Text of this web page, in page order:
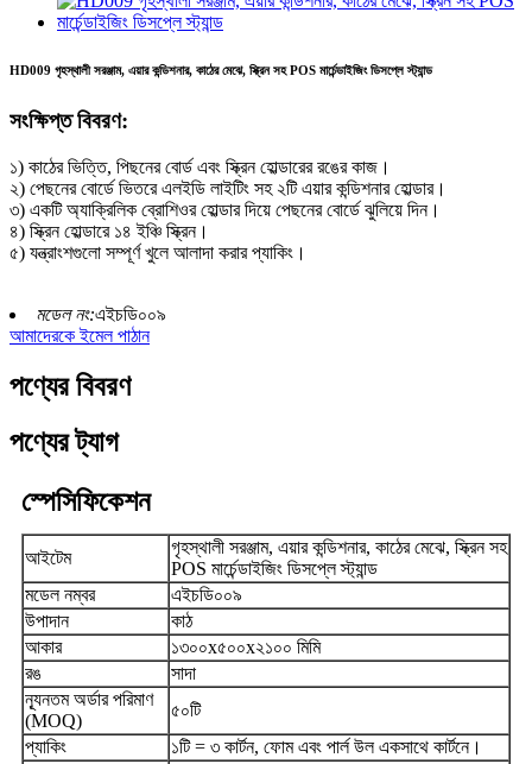
HD009 গৃহস্থালী সরঞ্জাম, এয়ার কন্ডিশনার, কাঠের মেঝে, স্ক্রিন সহ POS মার্চেন্ডাইজিং ডিসপ্লে স্ট্যান্ড
সংক্ষিপ্ত বিবরণ:
১) কাঠের ভিত্তি, পিছনের বোর্ড এবং স্ক্রিন হোল্ডারের রঙের কাজ।
২) পেছনের বোর্ডে ভিতরে এলইডি লাইটিং সহ ২টি এয়ার কন্ডিশনার হোল্ডার।
৩) একটি অ্যাক্রিলিক ব্রোশিওর হোল্ডার দিয়ে পেছনের বোর্ডে ঝুলিয়ে দিন।
৪) স্ক্রিন হোল্ডারে ১৪ ইঞ্চি স্ক্রিন।
৫) যন্ত্রাংশগুলো সম্পূর্ণ খুলে আলাদা করার প্যাকিং।
মডেল নং:এইচডি০০৯
আমাদেরকে ইমেল পাঠান
পণ্যের বিবরণ
পণ্যের ট্যাগ
স্পেসিফিকেশন
আইটেম
গৃহস্থালী সরঞ্জাম, এয়ার কন্ডিশনার, কাঠের মেঝে, স্ক্রিন সহ
POS মার্চেন্ডাইজিং ডিসপ্লে স্ট্যান্ড
মডেল নম্বর
এইচডি০০৯
উপাদান
কাঠ
আকার
১৩০০x৫০০x২১০০ মিমি
রঙ
সাদা
ন্যূনতম অর্ডার পরিমাণ
(MOQ)
৫০টি
প্যাকিং
১টি = ৩ কার্টন, ফোম এবং পার্ল উল একসাথে কার্টনে।